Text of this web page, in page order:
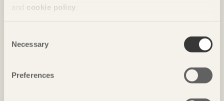
and cookie policy
Selection
Necessary
Preferences
Gästhus ger by nytt liv
Foto: Björn Lofterud